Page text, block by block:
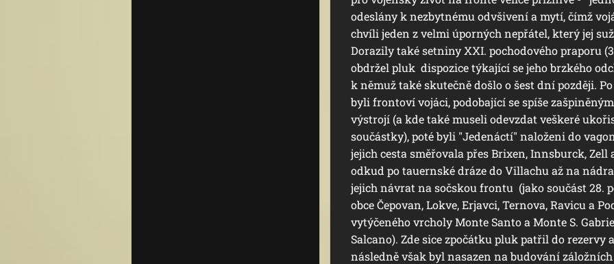
odeslány k nezbytnému odvšivení a mytí, čímž
chvíli jeden z velmi úporných nepřátel, který jej
Dorazily také setniny XXI. pochodového praporu
obdržel pluk dispozice týkající se jeho brzkého
k němuž také skutečně došlo o šest dní později.
byli frontoví vojáci, podobající se spíše
výstrojí (a kde také museli odevzdat veškeré
součástky), poté byli "Jedenáctí" naloženi do
jejich cesta směřovala přes Brixen, Innsburck, Zell
odkud po tauernské dráze do Villachu až na
jejich návrat na sočskou frontu (jako součást 28.
obce Čepovan, Lokve, Erjavci, Ternova, Ravicu a
vytýčeného vrcholy Monte Santo a Monte S.
Salcano). Zde sice zpočátku pluk patřil do rezervy
následně však byl nasazen na budování